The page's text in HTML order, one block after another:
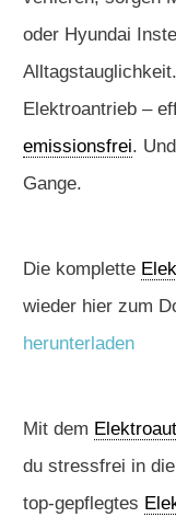
oder Hyundai
Elektroantrieb –
emissionsfrei.
Gange.
Die komplette
wieder hier zum
herunterladen
Mit dem
du stressfrei in
top-gepflegtes